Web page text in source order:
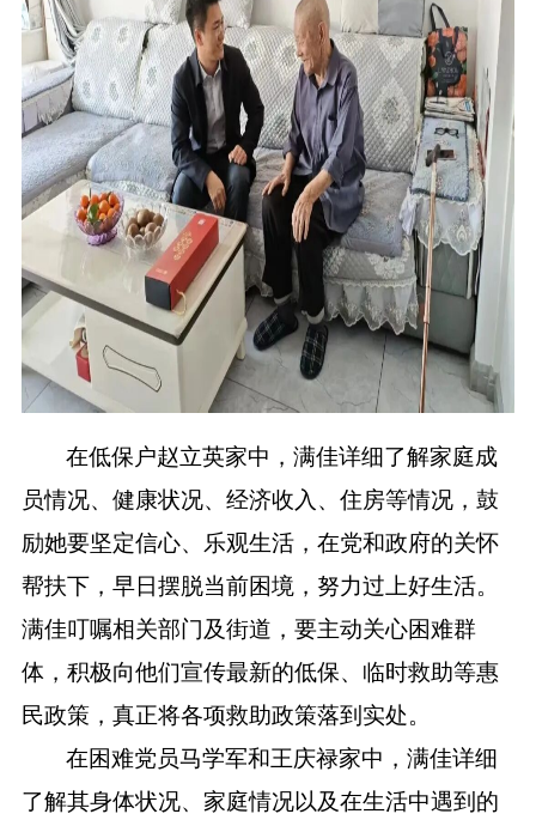
在低保户赵立英家中，满佳详细了解家庭成
员情况、健康状况、经济收入、住房等情况，鼓
励她要坚定信心、乐观生活，在党和政府的关怀
帮扶下，早日摆脱当前困境，努力过上好生活。
满佳叮嘱相关部门及街道，要主动关心困难群
体，积极向他们宣传最新的低保、临时救助等惠
民政策，真正将各项救助政策落到实处。
在困难党员马学军和王庆禄家中，满佳详细
了解其身体状况、家庭情况以及在生活中遇到的